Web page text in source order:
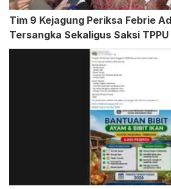
Tim 9 Kejagung Periksa Febrie
Tersangka Sekaligus Saksi TPPU